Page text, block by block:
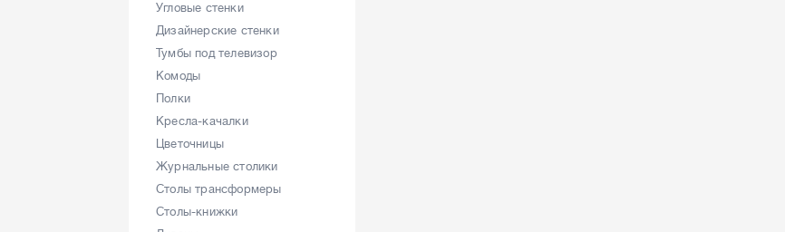
Угловые стенки
Дизайнерские стенки
Тумбы под телевизор
Комоды
Полки
Кресла-качалки
Цветочницы
Журнальные столики
Столы трансформеры
Столы-книжки